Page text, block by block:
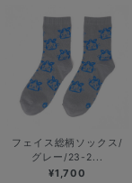
フェイス総柄ソックス/
グレー/23-2...
¥1,700